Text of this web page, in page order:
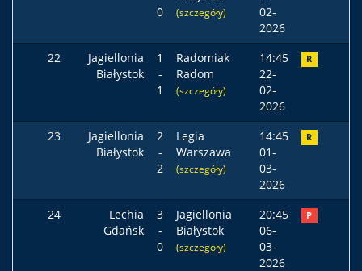
0
(szczegóły)
02-
2026
22
Jagiellonia
Białystok
1
-
1
Radomiak
Radom
(szczegóły)
14:45
22-
02-
2026
R
23
Jagiellonia
Białystok
2
-
2
Legia
Warszawa
(szczegóły)
14:45
01-
03-
2026
R
24
Lechia
Gdańsk
3
-
0
Jagiellonia
Białystok
(szczegóły)
20:45
06-
03-
2026
P